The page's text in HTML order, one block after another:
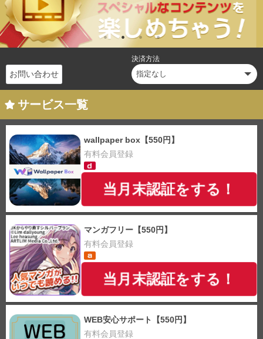
お問い合わせ
決済方法
サービス一覧
wallpaper box【550円】
有料会員登録
当月末認証をする！
マンガフリー【550円】
有料会員登録
当月末認証をする！
WEB安心サポート【550円】
有料会員登録